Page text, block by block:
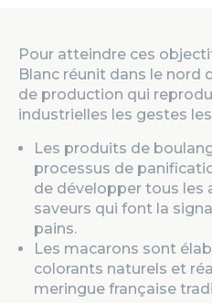
Pour atteindre ces
Blanc réunit dans le nord
de production qui
industrielles les gestes
Les produits de
processus de
de développer tous les
saveurs qui font la
pains.
Les macarons sont
colorants naturels et
meringue française